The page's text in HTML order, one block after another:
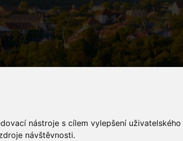
nástroje s cílem vylepšení
návštěvnosti.